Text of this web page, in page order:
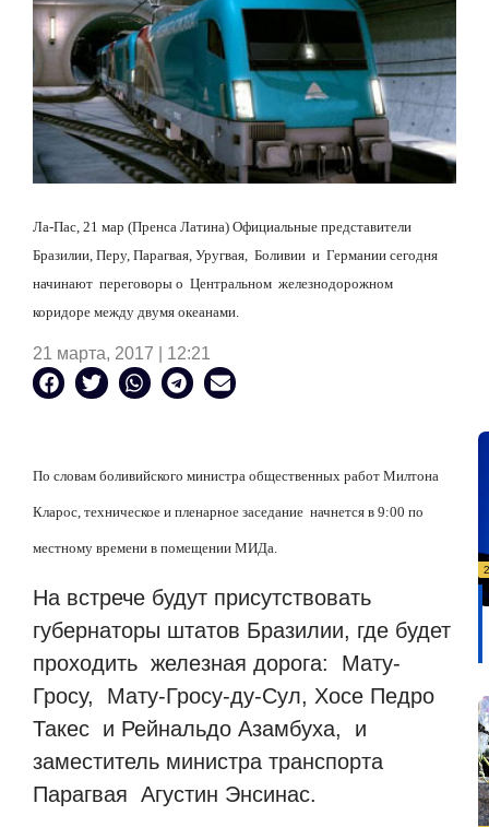
Ла-Пас, 21 мар (Пренса Латина) Официальные представители
Бразилии, Перу, Парагвая, Уругвая, Боливии и Германии сегодня
начинают переговоры о Центральном железнодорожном
коридоре между двумя океанами.
21 марта, 2017 | 12:21
По словам боливийского министра общественных работ Милтона
Кларос, техническое и пленарное заседание начнется в 9:00 по
местному времени в помещении МИДа.
На встрече будут присутствовать
губернаторы штатов Бразилии, где будет
проходить железная дорога: Мату-
Гросу, Мату-Гросу-ду-Сул, Хосе Педро
Такес и Рейнальдо Азамбуха, и
заместитель министра транспорта
Парагвая Агустин Энсинас.